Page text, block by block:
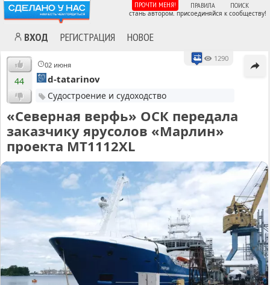
ВХОД РЕГИСТРАЦИЯ НОВОЕ
ПРОЧТИ МЕНЯ! ПРАВИЛА ПОИСК
стань автором. присоединяйся к сообществу!
02 июня
1290
44 d-tatarinov
Судостроение и судоходство
«Северная верфь» ОСК передала
заказчику ярусолов «Марлин»
проекта МТ1112XL